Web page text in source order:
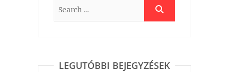
LEGUTÓBBI BEJEGYZÉSEK